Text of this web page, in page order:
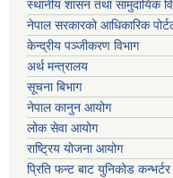
स्थानीय शासन तथा सामुदायिक
नेपाल सरकारको आधिकारिक
केन्द्रीय पञ्जीकरण विभाग
अर्थ मन्त्रालय
सूचना बिभाग
नेपाल कानुन आयोग
लोक सेवा आयोग
राष्ट्रिय योजना आयोग
प्रिति फन्ट बाट युनिकोड कन्भर्टर